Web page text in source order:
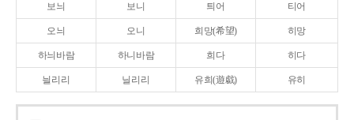
보늬 보니 틔어 티어
오늬 오니 희망(希望) 히망
하늬바람 하니바람 희다 히다
늴리리 닐리리 유희(遊戱) 유히